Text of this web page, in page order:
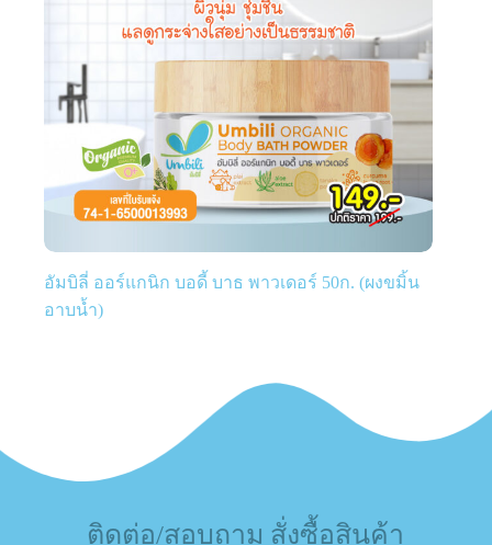
อัมบิลี่ ออร์แกนิก บอดี้ บาธ พาวเดอร์ 50ก. (ผงขมิ้น
อาบน้ำ)
ติดต่อ/สอบถาม สั่งซื้อสินค้า